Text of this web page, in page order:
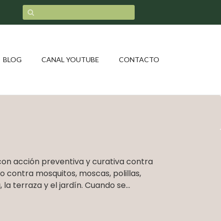
BLOG CANAL YOUTUBE CONTACTO
acción preventiva y curativa contra
contra mosquitos, moscas, polillas,
terraza y el jardín. Cuando se...